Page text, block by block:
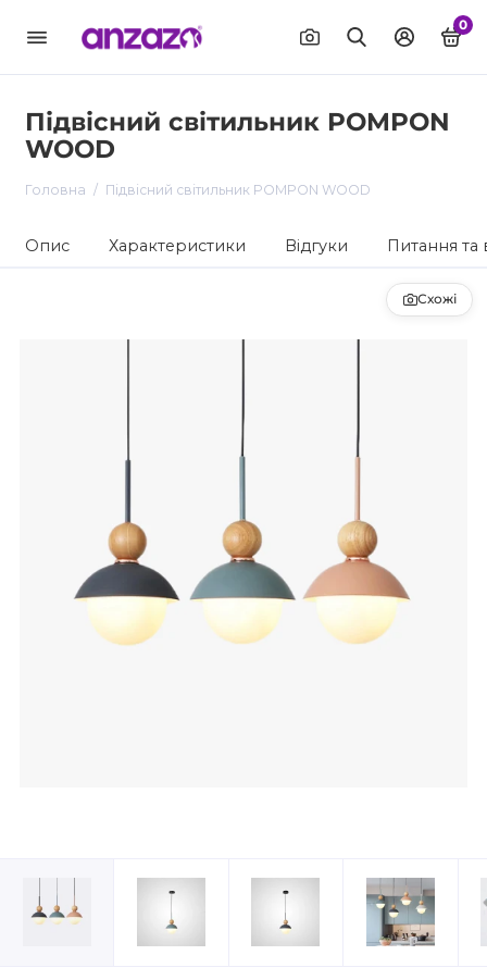
0
Підвісний світильник POMPON
WOOD
Головна Підвісний світильник POMPON WOOD
Опис Характеристики Відгуки Питання та
Схожі